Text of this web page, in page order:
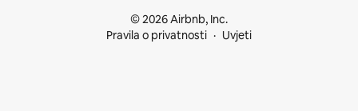
© 2026 Airbnb, Inc.
Pravila o privatnosti
Uvjeti